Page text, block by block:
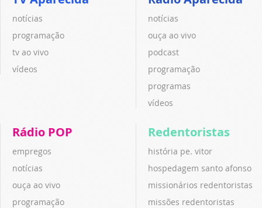
notícias
programação
tv ao vivo
vídeos
notícias
ouça ao vivo
podcast
programação
programas
vídeos
Rádio POP
empregos
notícias
ouça ao vivo
programação
Redentoristas
história pe. vitor
hospedagem santo afonso
missionários redentoristas
missões redentoristas